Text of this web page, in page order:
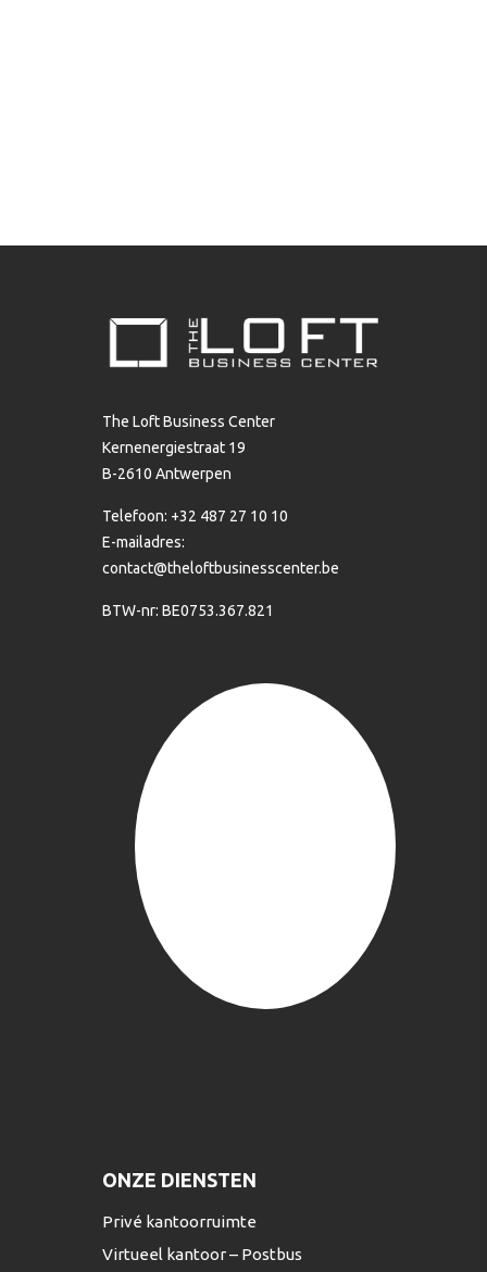
The Loft Business Center
Kernenergiestraat 19
B-2610 Antwerpen
Telefoon: +32 487 27 10 10
E-mailadres:
contact@theloftbusinesscenter.be
BTW-nr: BE0753.367.821
ONZE DIENSTEN
Privé kantoorruimte
Virtueel kantoor – Postbus